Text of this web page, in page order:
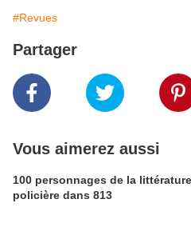
#Revues
Partager
Vous aimerez aussi
100 personnages de la littérature
policière dans 813